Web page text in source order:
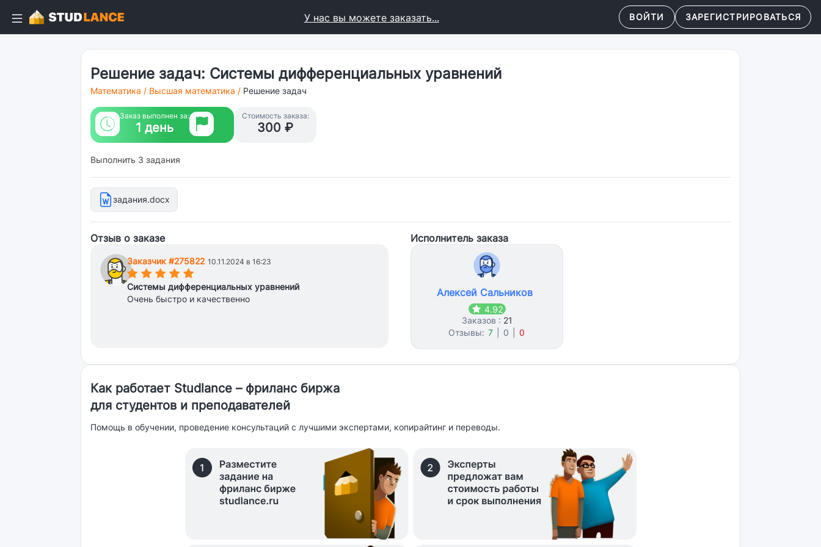
У нас вы можете заказать... ВОЙТИ ЗАРЕГИСТРИРОВАТЬСЯ
Решение задач: Системы дифференциальных уравнений
Математика / Высшая математика / Решение задач
Заказ выполнен за:
1 день
Стоимость заказа:
300 ₽
Выполнить 3 задания
задания.docx
Отзыв о заказе
Заказчик #275822 10.11.2024 в 16:23
(*)(*)(*)(*)(*)
Системы дифференциальных уравнений
Очень быстро и качественно
Исполнитель заказа
Алексей Сальников
4.92
Заказов : 21
Отзывы: 7 0 0
Как работает Studlance – фриланс биржа
для студентов и преподавателей
Помощь в обучении, проведение консультаций с лучшими экспертами, копирайтинг и переводы.